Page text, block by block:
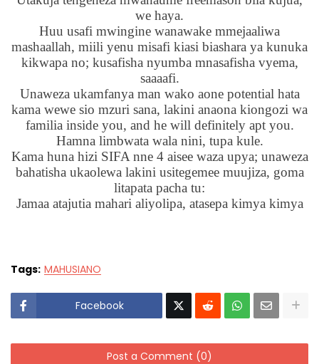
we haya.
Huu usafi mwingine wanawake mmejaaliwa
mashaallah, miili yenu misafi kiasi biashara ya kunuka
kikwapa no; kusafisha nyumba mnasafisha vyema,
saaaafi.
Unaweza ukamfanya man wako aone potential hata
kama wewe sio mzuri sana, lakini anaona kiongozi wa
familia inside you, and he will definitely apt you.
Hamna limbwata wala nini, tupa kule.
Kama huna hizi SIFA nne 4 aisee waza upya; unaweza
bahatisha ukaolewa lakini usitegemee muujiza, goma
litapata pacha tu:
Jamaa atajutia mahari aliyolipa, atasepa kimya kimya
Tags: MAHUSIANO
Facebook
Post a Comment (0)